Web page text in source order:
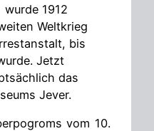
wurde 1912
Weltkrieg
bis
Jetzt
das
Jever.
vom 10.